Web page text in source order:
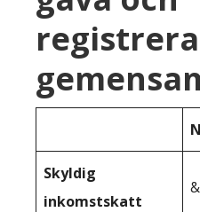
Skyldig
inkomstskatt